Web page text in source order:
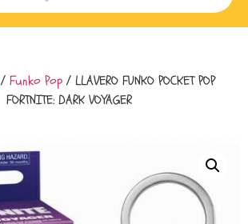
/ Funko Pop/ LLAVERO FUNKO POCKET POP
FORTNITE: DARK VOYAGER